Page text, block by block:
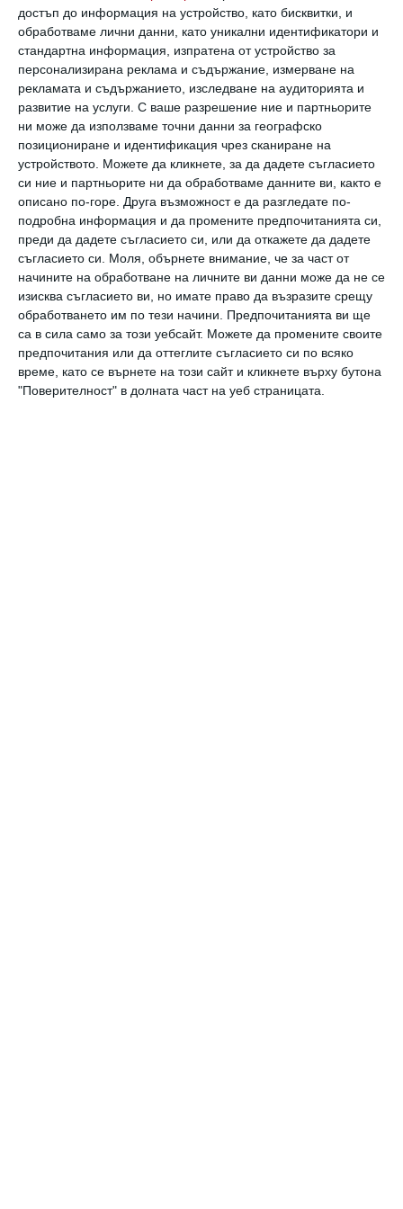
достъп до информация на устройство, като бисквитки, и
обработваме лични данни, като уникални идентификатори и
стандартна информация, изпратена от устройство за
персонализирана реклама и съдържание, измерване на
рекламата и съдържанието, изследване на аудиторията и
развитие на услуги. С ваше разрешение ние и партньорите
ни може да използваме точни данни за географско
позициониране и идентификация чрез сканиране на
устройството. Можете да кликнете, за да дадете съгласието
си ние и партньорите ни да обработваме данните ви, както е
описано по-горе. Друга възможност е да разгледате по-
подробна информация и да промените предпочитанията си,
преди да дадете съгласието си, или да откажете да дадете
съгласието си. Моля, обърнете внимание, че за част от
начините на обработване на личните ви данни може да не се
изисква съгласието ви, но имате право да възразите срещу
обработването им по тези начини. Предпочитанията ви ще
са в сила само за този уебсайт. Можете да промените своите
предпочитания или да оттеглите съгласието си по всяко
време, като се върнете на този сайт и кликнете върху бутона
"Поверителност" в долната част на уеб страницата.
си състав, е естествен хипертоничен
разтвор, много подобен на този, използван
през зимата под формата на спрей при
хрема, запушен нос, зачервено гърло и болки в
гърлото“, обяснява Анджела Питари, семеен
педиатър от провинция Флоренция, член на
Италианската федерация на
педиатричните лекари (FIMP).
Също толкова здравословен е и морският
въздух.„Той е относително богат на йод,
полезен с антибактериалното и
противовъзпалителното си действие върху
цялата дихателна система“ , уточнява тя.